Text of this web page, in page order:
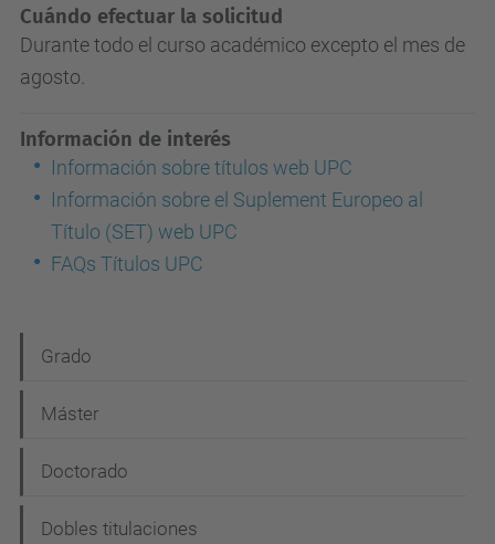
Cuándo efectuar la solicitud
Durante todo el curso académico excepto el mes de
agosto.
Información de interés
Información sobre títulos web UPC
Información sobre el Suplement Europeo al
Título (SET) web UPC
FAQs Títulos UPC
a
v
g
Grado
Máster
Doctorado
Dobles titulaciones